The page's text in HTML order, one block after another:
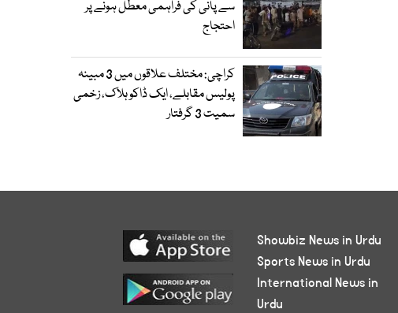
سے پانی کی فراہمی معطل ہونے پر
احتجاج
کراچی: مختلف علاقوں میں 3 مبینہ
پولیس مقابلے، ایک ڈاکو ہلاک، زخمی
سمیت 3 گرفتار
Showbiz News in Urdu
Sports News in Urdu
International News in
Urdu